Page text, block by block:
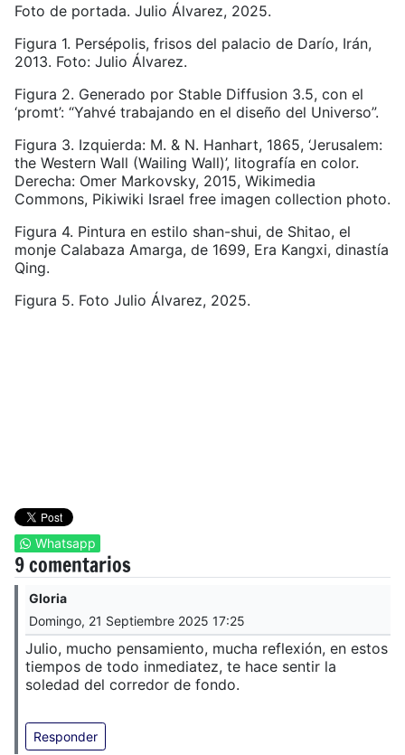
Foto de portada. Julio Álvarez, 2025.
Figura 1. Persépolis, frisos del palacio de Darío, Irán,
2013. Foto: Julio Álvarez.
Figura 2. Generado por Stable Diffusion 3.5, con el
‘promt’: “Yahvé trabajando en el diseño del Universo”.
Figura 3. Izquierda: M. & N. Hanhart, 1865, ‘Jerusalem:
the Western Wall (Wailing Wall)’, litografía en color.
Derecha: Omer Markovsky, 2015, Wikimedia
Commons, Pikiwiki Israel free imagen collection photo.
Figura 4. Pintura en estilo shan-shui, de Shitao, el
monje Calabaza Amarga, de 1699, Era Kangxi, dinastía
Qing.
Figura 5. Foto Julio Álvarez, 2025.
Whatsapp
9 comentarios
Gloria
Domingo, 21 Septiembre 2025 17:25
Julio, mucho pensamiento, mucha reflexión, en estos
tiempos de todo inmediatez, te hace sentir la
soledad del corredor de fondo.
Responder